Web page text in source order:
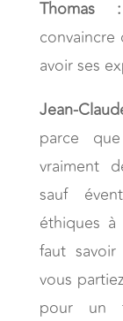
avoir ses
Jean-
parce
vraiment
sauf
éthiques à
faut
vous
pour un